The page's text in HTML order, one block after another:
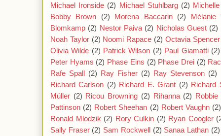
Michael Ironside (2) Michael Stuhlbarg (2)
Bobby Brown
(2) Morena Baccarin (2)
Mélanie
Blomkamp (2) Nestor Paiva (2) Nicholas Guest (2)
Noah Taylor (2) Noomi Rapace (2) Octavia Spencer
Olivia Wilde (2) Patrick Wilson (2) Paul Giamatti (2)
Peter Hyams (2) Phase Eins (2) Phase Drei (2)
Rafe Spall (2) Ray Fisher (2) Ray Stevenson (2)
Richard Carlson (2) Richard E. Grant (2) Richard
Müller (2) Ricou Browning (2) Rihanna (2) Robbie
Pattinson (2) Robert Sheehan (2) Robert Vaughn (2)
Ronald Mlodzik (2) Rory Culkin (2) Ryan Coogler
Sally Fraser (2) Sam Rockwell (2) Sanaa Lathan (2)